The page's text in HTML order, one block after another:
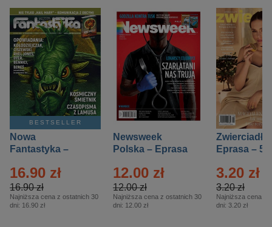
BESTSELLER
Nowa
Fantastyka –
16.90 zł
16.90 zł
Najniższa cena z ostatnich 30
dni: 16.90 zł
Newsweek
Polska – Eprasa
12.00 zł
12.00 zł
Najniższa cena z ostatnich 30
dni: 12.00 zł
Zwierciadło
Eprasa – 5/
3.20 zł
3.20 zł
Najniższa cena z
dni: 3.20 zł